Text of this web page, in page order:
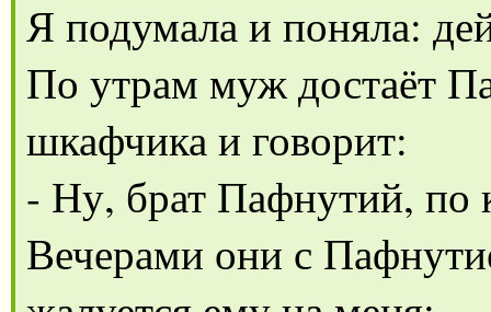
Я подумала и поняла:
По утрам муж достаёт
шкафчика и говорит:
- Ну, брат Пафнутий, по
Вечерами они с